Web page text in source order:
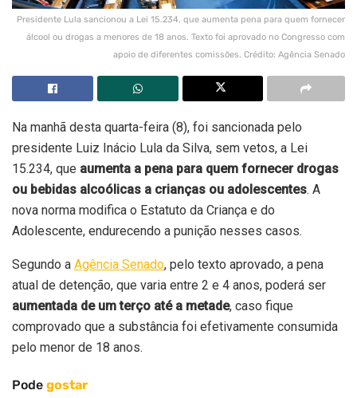
Presidente Lula sancionou a Lei 15.234, que aumenta pena para quem fornecer
álcool ou drogas a menores de 18 anos. Texto foi aprovado no Congresso com
apoio de diferentes comissões. Crédito: Agência Senado
Na manhã desta quarta-feira (8), foi sancionada pelo
presidente Luiz Inácio Lula da Silva, sem vetos, a Lei
15.234, que aumenta a pena para quem fornecer drogas
ou bebidas alcoólicas a crianças ou adolescentes. A
nova norma modifica o Estatuto da Criança e do
Adolescente, endurecendo a punição nesses casos.
Segundo a Agência Senado, pelo texto aprovado, a pena
atual de detenção, que varia entre 2 e 4 anos, poderá ser
aumentada de um terço até a metade, caso fique
comprovado que a substância foi efetivamente consumida
pelo menor de 18 anos.
Pode gostar